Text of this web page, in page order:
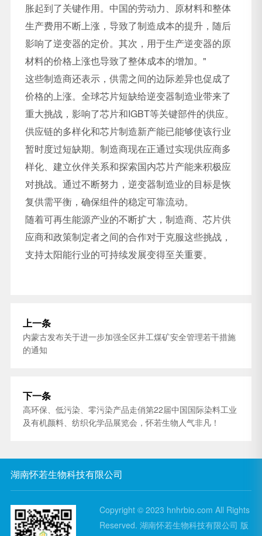
胀起到了关键作用。中国的劳动力、原材料和整体
生产费用不断上涨，导致了制造成本的提升，随后
影响了逆变器的定价。其次，用于生产逆变器的原
材料的价格上涨也导致了整体成本的增加。"
这些制造商还表示，供需之间的边际差异也促成了
价格的上涨。全球芯片短缺给逆变器制造业带来了
重大挑战，影响了芯片和IGBT等关键部件的供应。
供应链的多样化和芯片制造新产能已能够使该行业
暂时度过短缺期。制造商现在正通过实现供应商多
样化、建立伙伴关系和探索国内芯片产能来积极应
对挑战。通过不断努力，逆变器制造业的目标是恢
复供需平衡，确保组件的稳定可靠流动。
随着可再生能源产业的不断扩大，制造商、芯片供
应商和政策制定者之间的合作对于克服这些挑战，
支持太阳能行业的可持续发展变得至关重要。
上一条
内蒙古发布关于进一步加强全区井工煤矿安全管理若干措施
的通知
下一条
高环保、低污染、零污染产品走俏第22届中国国际染料工业
及有机颜料、纺织化学品展览会，怀若生物人气非凡！
湖南怀若生物科技有限公司
Copyright © 2023 hnhrbio.com All Rights
Reserved. 湖南怀若生物科技有限公司 版